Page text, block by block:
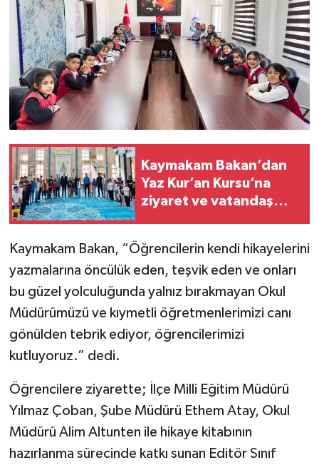
Kaymakam Bakan’dan
Yaz Kur’an Kursu’na
ziyaret ve vatandaş
Kaymakam Bakan, “Öğrencilerin kendi hikayelerini
yazmalarına öncülük eden, teşvik eden ve onları
bu güzel yolculuğunda yalnız bırakmayan Okul
Müdürümüzü ve kıymetli öğretmenlerimizi canı
gönülden tebrik ediyor, öğrencilerimizi
kutluyoruz.” dedi.
Öğrencilere ziyarette; İlçe Milli Eğitim Müdürü
Yılmaz Çoban, Şube Müdürü Ethem Atay, Okul
Müdürü Alim Altunten ile hikaye kitabının
hazırlanma sürecinde katkı sunan Editör Sınıf